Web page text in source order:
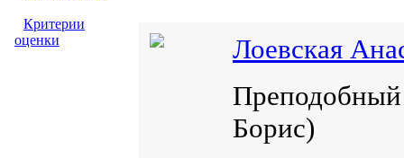
Критерии
оценки
Лоевская
Борис)